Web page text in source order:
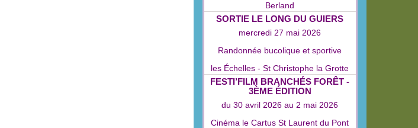
Berland
SORTIE LE LONG DU GUIERS
mercredi 27 mai 2026
Randonnée bucolique et sportive
les Échelles - St Christophe la Grotte
FESTI’FILM BRANCHÉS FORÊT -
3ÈME ÉDITION
du30 avril 2026 au 2 mai 2026
Cinéma le Cartus St Laurent du Pont